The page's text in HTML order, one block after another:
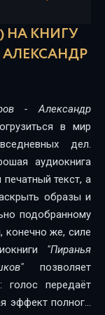
НА КНИГУ
- Александр
в мир
дел.
аудиокнига
текст, а
образы и
подобранному
конечно же, силе
"Пиранья
позволяет
голос передаёт
эффект полного